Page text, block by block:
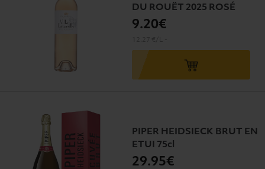
DU ROUËT 2025 ROSÉ
9.20€
PIPER HEIDSIECK BRUT EN
ETUI 75cl
29.95€